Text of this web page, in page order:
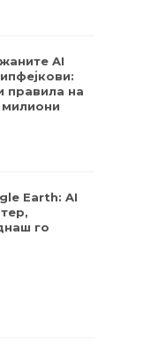
AI
правила на
милиони
Earth: AI
го